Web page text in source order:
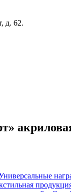
д. 62.